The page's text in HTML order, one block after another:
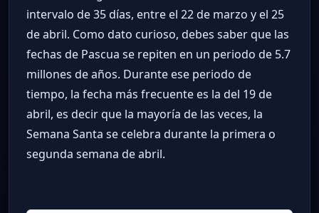
intervalo de 35 días, entre el 22 de marzo y el 25
de abril. Como dato curioso, debes saber que las
fechas de Pascua se repiten en un periodo de 5.7
millones de años. Durante ese periodo de
tiempo, la fecha más frecuente es la del 19 de
abril, es decir que la mayoría de las veces, la
Semana Santa se celebra durante la primera o
segunda semana de abril.